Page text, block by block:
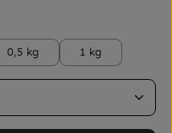
0,5 kg 1 kg
Wert ein